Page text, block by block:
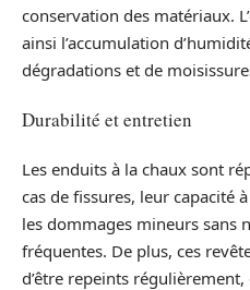
conservation des matériaux.
ainsi l’accumulation
dégradations et de
Durabilité et entretien
Les enduits à la chaux sont
cas de fissures, leur capacité
les dommages mineurs sans
fréquentes. De plus, ces
d’être repeints